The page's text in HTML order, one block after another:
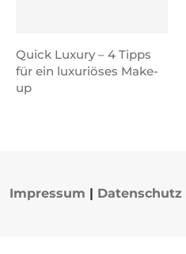
Quick Luxury – 4 Tipps
für ein luxuriöses Make-
up
Impressum | Datenschutz